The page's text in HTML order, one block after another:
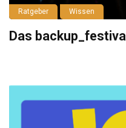
Ratgeber Wissen
Das backup_festival